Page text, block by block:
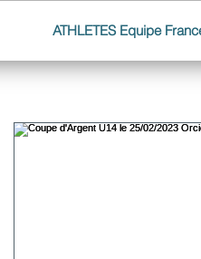
ATHLETES Equipe